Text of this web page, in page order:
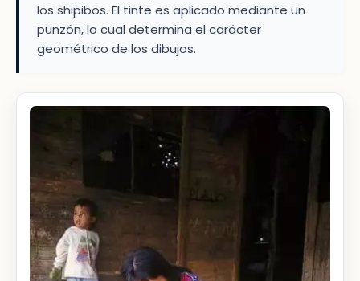
los shipibos. El tinte es aplicado mediante un
punzón, lo cual determina el carácter
geométrico de los dibujos.